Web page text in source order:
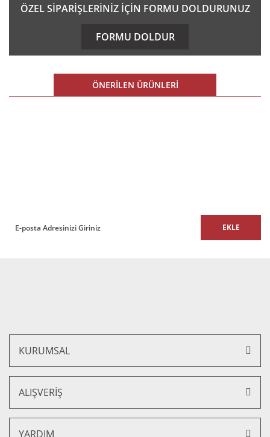
konularda yetersiz gördüğünüz noktaları öneri formunu
kullanarak tarafımıza iletebilirsiniz.
Ürün resmi kalitesiz, bozuk veya görüntülenemiyor.
Ürün açıklamasında eksik bilgiler bulunuyor.
ÖZEL SİPARİŞLERİNİZ İÇİN FORMU DOLDURUNUZ
FORMU DOLDUR
ÖNERİLEN ÜRÜNLERİ
EKLE
KURUMSAL
ALIŞVERİŞ
YARDIM